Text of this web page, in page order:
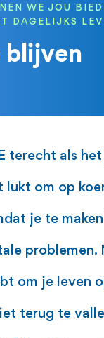
blijven
WE JOU
DAGELIJKS
terecht als
lukt om op
je te
problemen.
om je leven
terug te